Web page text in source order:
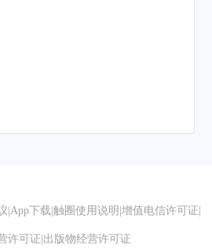
App下载 触圈使用说明 增值电信许可证
许可证 出版物经营许可证